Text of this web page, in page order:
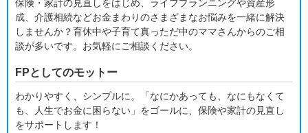
保険・家計の見直しをはじめ、ライフプランニングや資産形
成、介護相続などお金まわりのさまざまなお悩みを一緒に解決
しませんか？育休中や子育て真っただ中のママさんからのご相
談が多いです。お気軽にご相談ください。
FPとしてのモットー
わかりやすく、シンプルに。「なにかあっても、なにもなくて
も、人生でお金に困らない」をゴールに、保険や家計の見直し
をサポートします！